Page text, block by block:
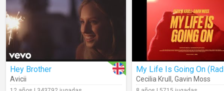
Hey Brother
Avicii Cecilia Krull , Gavin Moss